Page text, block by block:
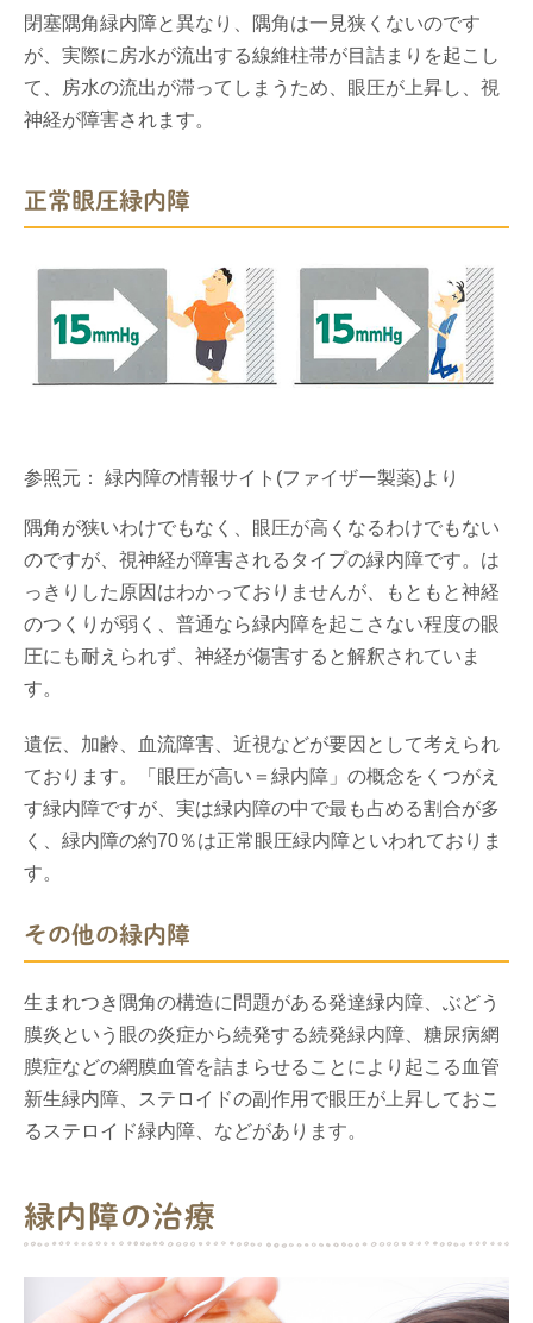
閉塞隅角緑内障と異なり、隅角は一見狭くないのです
が、実際に房水が流出する線維柱帯が目詰まりを起こし
て、房水の流出が滞ってしまうため、眼圧が上昇し、視
神経が障害されます。
正常眼圧緑内障
参照元： 緑内障の情報サイト(ファイザー製薬)より
隅角が狭いわけでもなく、眼圧が高くなるわけでもない
のですが、視神経が障害されるタイプの緑内障です。は
っきりした原因はわかっておりませんが、もともと神経
のつくりが弱く、普通なら緑内障を起こさない程度の眼
圧にも耐えられず、神経が傷害すると解釈されていま
す。
遺伝、加齢、血流障害、近視などが要因として考えられ
ております。「眼圧が高い＝緑内障」の概念をくつがえ
す緑内障ですが、実は緑内障の中で最も占める割合が多
く、緑内障の約70％は正常眼圧緑内障といわれておりま
す。
その他の緑内障
生まれつき隅角の構造に問題がある発達緑内障、ぶどう
膜炎という眼の炎症から続発する続発緑内障、糖尿病網
膜症などの網膜血管を詰まらせることにより起こる血管
新生緑内障、ステロイドの副作用で眼圧が上昇しておこ
るステロイド緑内障、などがあります。
緑内障の治療